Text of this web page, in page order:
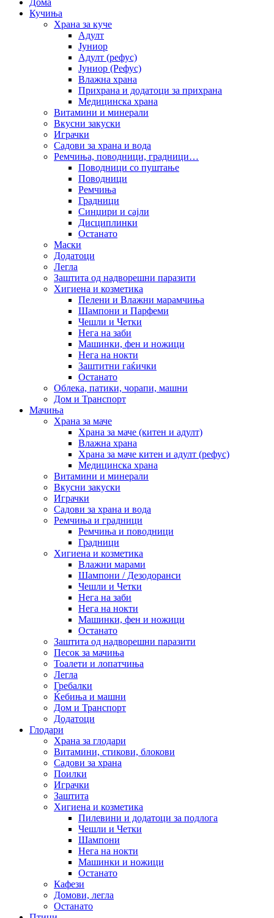
Кучиња
Храна за куче
Адулт
Јуниор
Адулт (рефус)
Јуниор (Рефус)
Влажна храна
Прихрана и додатоци за прихрана
Медицинска храна
Витамини и минерали
Вкусни закуски
Играчки
Садови за храна и вода
Ремчиња, поводници, градници…
Поводници со пуштање
Поводници
Ремчиња
Градници
Синџири и сајли
Дисциплинки
Останато
Маски
Додатоци
Легла
Заштита од надворешни паразити
Хигиена и козметика
Пелени и Влажни марамчиња
Шампони и Парфеми
Чешли и Четки
Нега на заби
Машинки, фен и ножици
Нега на нокти
Заштитни гаќички
Останато
Облека, патики, чорапи, машни
Дом и Транспорт
Мачиња
Храна за маче
Храна за маче (китен и адулт)
Влажна храна
Храна за маче китен и адулт (рефус)
Медицинска храна
Витамини и минерали
Вкусни закуски
Играчки
Садови за храна и вода
Ремчиња и градници
Ремчиња и поводници
Градници
Хигиена и козметика
Влажни марами
Шампони / Дезодоранси
Чешли и Четки
Нега на заби
Нега на нокти
Машинки, фен и ножици
Останато
Заштита од надворешни паразити
Песок за мачиња
Тоалети и лопатчиња
Легла
Гребалки
Ќебиња и машни
Дом и Транспорт
Додатоци
Глодари
Храна за глодари
Витамини, стикови, блокови
Садови за храна
Поилки
Играчки
Заштита
Хигиена и козметика
Пилевини и додатоци за подлога
Чешли и Четки
Шампони
Нега на нокти
Машинки и ножици
Останато
Кафези
Домови, легла
Останато